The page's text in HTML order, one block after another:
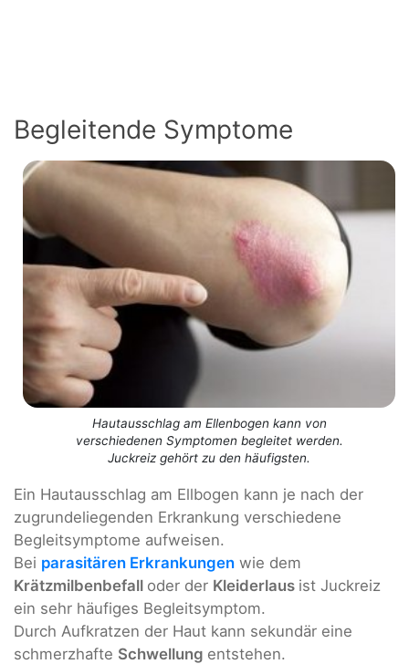
Begleitende Symptome
Hautausschlag am Ellenbogen kann von
verschiedenen Symptomen begleitet werden.
Juckreiz gehört zu den häufigsten.
Ein Hautausschlag am Ellbogen kann je nach der
zugrundeliegenden Erkrankung verschiedene
Begleitsymptome aufweisen.
Bei parasitären Erkrankungen wie dem
Krätzmilbenbefall oder der Kleiderlaus ist Juckreiz
ein sehr häufiges Begleitsymptom.
Durch Aufkratzen der Haut kann sekundär eine
schmerzhafte Schwellung entstehen.